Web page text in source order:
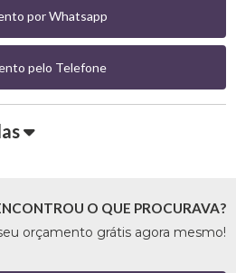
por Whatsapp
pelo Telefone
O QUE PROCURAVA?
orçamento grátis agora mesmo!